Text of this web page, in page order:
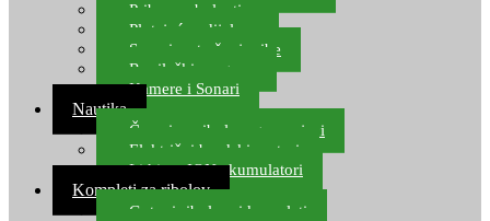
Pribor za bolentino
Plutajuća odijela
Sonari za traženje ribe
Ronilački program
Kamere i Sonari
Nautika
Čamci za ribolov, gumenjaci
Električni brodski motori
Lithium ION akumulatori
Kompleti za ribolov
Gotovi ribolovni kompleti